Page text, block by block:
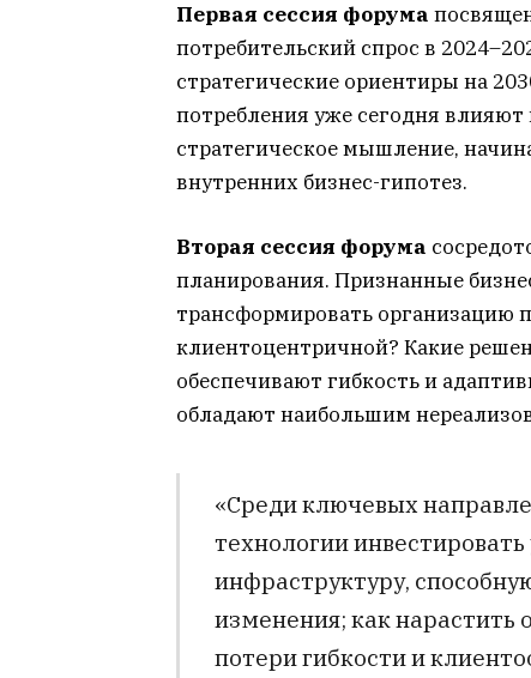
Первая сессия форума
потребительский спрос в
стратегические ориентиры на
потребления уже сегодня влияют
стратегическое мышление,
внутренних бизнес-гипотез.
Вторая сессия форума
планирования. Признанные
трансформировать организацию
клиентоцентричной? Какие
обеспечивают гибкость и
обладают наибольшим
«Среди ключевых
технологии
инфраструктуру,
изменения; как нарастить
потери гибкости и